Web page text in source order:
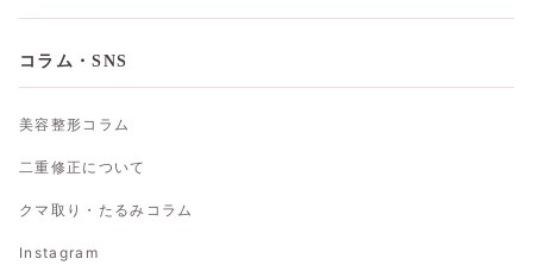
コラム・SNS
美容整形コラム
二重修正について
クマ取り・たるみコラム
Instagram